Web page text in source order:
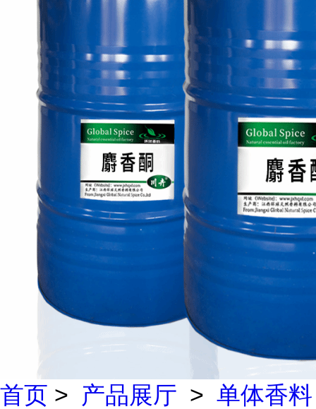
首页 > 产品展厅 > 单体香料